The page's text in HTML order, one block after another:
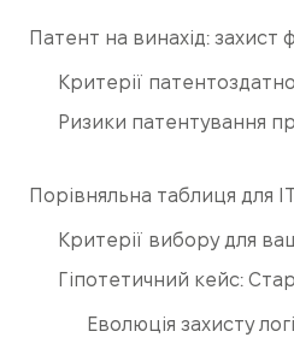
Патент на винахід: захист
Критерії
Ризики патентування
Порівняльна таблиця для
Критерії вибору для
Гіпотетичний кейс:
Еволюція захисту